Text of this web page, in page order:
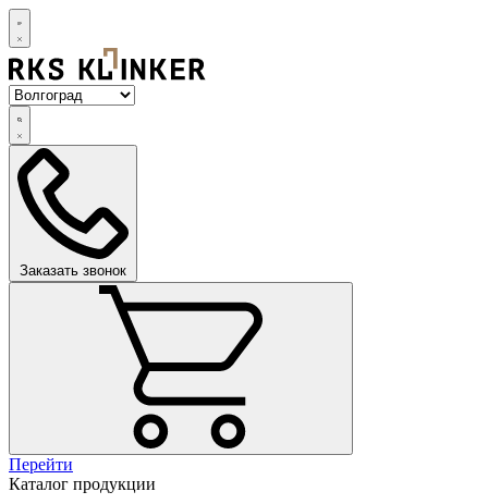
Заказать звонок
Перейти
Каталог продукции